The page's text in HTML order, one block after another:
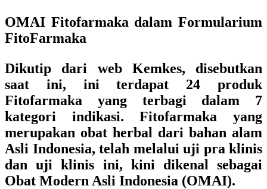
OMAI Fitofarmaka dalam Formularium
FitoFarmaka
Dikutip dari web Kemkes, disebutkan
saat ini, ini terdapat 24 produk
Fitofarmaka yang terbagi dalam 7
kategori indikasi. Fitofarmaka yang
merupakan obat herbal dari bahan alam
Asli Indonesia, telah melalui uji pra klinis
dan uji klinis ini, kini dikenal sebagai
Obat Modern Asli Indonesia (OMAI).